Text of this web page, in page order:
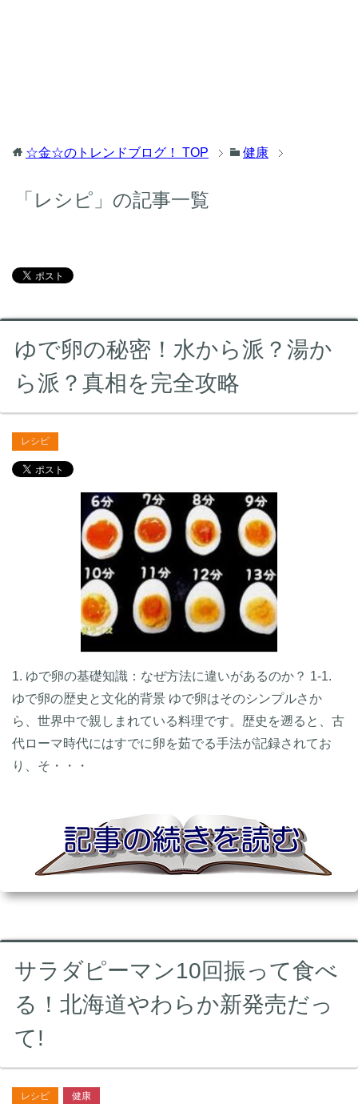
☆金☆のトレンドブログ！ TOP 健康
「レシピ」の記事一覧
ゆで卵の秘密！水から派？湯か
ら派？真相を完全攻略
レシピ
1. ゆで卵の基礎知識：なぜ方法に違いがあるのか？ 1-1.
ゆで卵の歴史と文化的背景 ゆで卵はそのシンプルさか
ら、世界中で親しまれている料理です。歴史を遡ると、古
代ローマ時代にはすでに卵を茹でる手法が記録されてお
り、そ・・・
サラダピーマン10回振って食べ
る！北海道やわらか新発売だっ
て!
レシピ 健康